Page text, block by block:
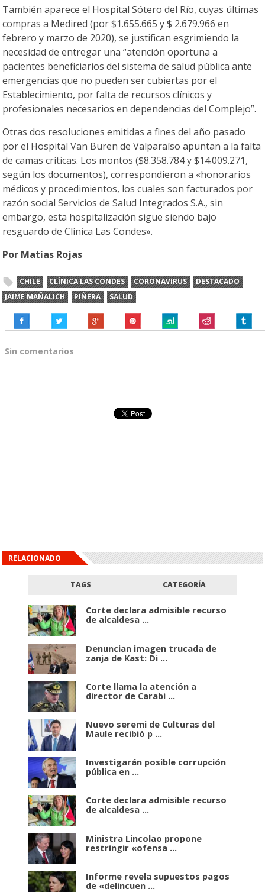
También aparece el Hospital Sótero del Río, cuyas últimas
compras a Medired (por $1.655.665 y $ 2.679.966 en
febrero y marzo de 2020), se justifican esgrimiendo la
necesidad de entregar una “atención oportuna a
pacientes beneficiarios del sistema de salud pública ante
emergencias que no pueden ser cubiertas por el
Establecimiento, por falta de recursos clínicos y
profesionales necesarios en dependencias del Complejo”.
Otras dos resoluciones emitidas a fines del año pasado
por el Hospital Van Buren de Valparaíso apuntan a la falta
de camas críticas. Los montos ($8.358.784 y $14.009.271,
según los documentos), correspondieron a «honorarios
médicos y procedimientos, los cuales son facturados por
razón social Servicios de Salud Integrados S.A., sin
embargo, esta hospitalización sigue siendo bajo
resguardo de Clínica Las Condes».
Por Matías Rojas
CHILE CLÍNICA LAS CONDES CORONAVIRUS
DESTACADO
JAIME MAÑALICH
PIÑERA SALUD
Sin comentarios
RELACIONADO
TAGS CATEGORÍA
Corte declara admisible recurso
de alcaldesa ...
Denuncian imagen trucada de
zanja de Kast: Di ...
Corte llama la atención a
director de Carabi ...
Nuevo seremi de Culturas del
Maule recibió p ...
Investigarán posible corrupción
pública en ...
Corte declara admisible recurso
de alcaldesa ...
Ministra Lincolao propone
restringir «ofensa ...
Informe revela supuestos pagos
de «delincuen ...